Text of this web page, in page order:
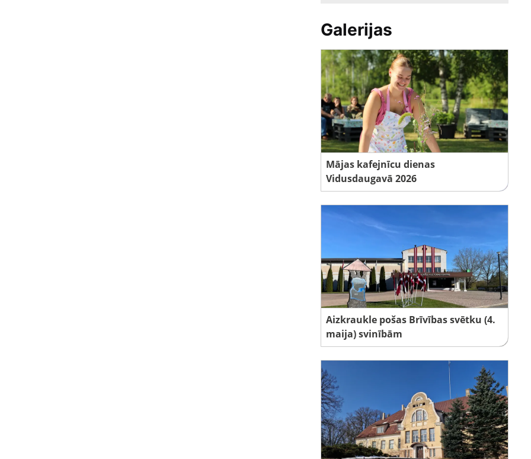
Galerijas
Mājas kafejnīcu dienas
Vidusdaugavā 2026
Aizkraukle pošas Brīvības svētku (4.
maija) svinībām